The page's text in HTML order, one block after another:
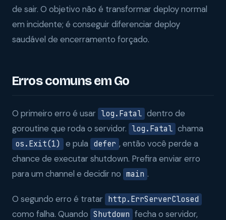
de sair. O objetivo não é transformar deploy normal
em incidente; é conseguir diferenciar deploy
saudável de encerramento forçado.
Erros comuns em Go
O primeiro erro é usar log.Fatal dentro de
goroutine que roda o servidor. log.Fatal chama
os.Exit(1) e pula defer , então você perde a
chance de executar shutdown. Prefira enviar erro
para um channel e decidir no main .
O segundo erro é tratar http.ErrServerClosed
como falha. Quando Shutdown fecha o servidor,